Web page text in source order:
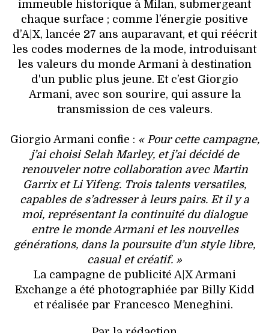
immeuble historique à Milan, submergeant
chaque surface ; comme l’énergie positive
d’A|X, lancée 27 ans auparavant, et qui réécrit
les codes modernes de la mode, introduisant
les valeurs du monde Armani à destination
d'un public plus jeune. Et c’est Giorgio
Armani, avec son sourire, qui assure la
transmission de ces valeurs.
Giorgio Armani confie : « Pour cette campagne,
j’ai choisi Selah Marley, et j’ai décidé de
renouveler notre collaboration avec Martin
Garrix et Li Yifeng. Trois talents versatiles,
capables de s’adresser à leurs pairs. Et il y a
moi, représentant la continuité du dialogue
entre le monde Armani et les nouvelles
générations, dans la poursuite d’un style libre,
casual et créatif. »
La campagne de publicité A|X Armani
Exchange a été photographiée par Billy Kidd
et réalisée par Francesco Meneghini.